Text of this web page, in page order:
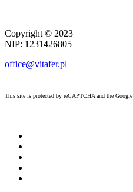
Copyright © 2023
NIP: 1231426805
office@vitafer.pl
This site is protected by reCAPTCHA and the Google